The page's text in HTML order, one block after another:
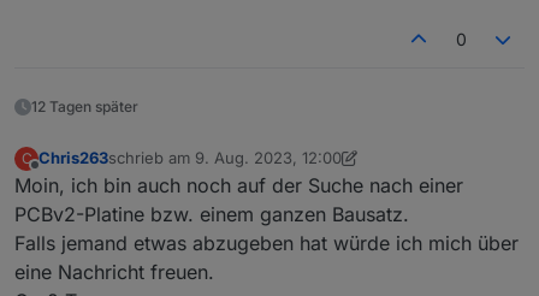
0
12 Tagen später
C
Offline
Chris263schrieb am 9. Aug. 2023, 12:00
zuletzt editiert von Chris2639. Nov. 2023, 16:32
Moin, ich bin auch noch auf der Suche nach einer
PCBv2-Platine bzw. einem ganzen Bausatz.
Falls jemand etwas abzugeben hat würde ich mich über
eine Nachricht freuen.